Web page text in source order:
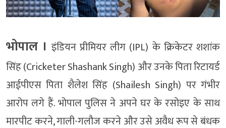
भोपाल । इंडियन प्रीमियर लीग (IPL) के क्रिकेटर शशांक
सिंह (Cricketer Shashank Singh) और उनके पिता रिटायर्ड
आईपीएस पिता शैलेश सिंह (Shailesh Singh) पर गंभीर
आरोप लगे हैं. भोपाल पुलिस ने अपने घर के रसोइए के साथ
मारपीट करने, गाली-गलौज करने और उसे अवैध रूप से बंधक